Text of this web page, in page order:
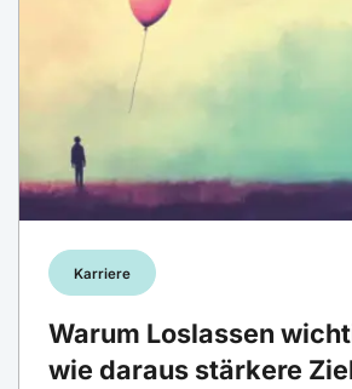
Karriere
Warum Loslassen
wie daraus stärkere